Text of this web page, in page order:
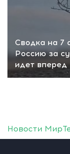
Сводка на 7
Россию за
идет вперед
Новости